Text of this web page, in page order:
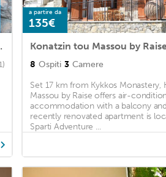
Cottage 1003
a partire da
135€
Konatzin tou Massou by
8 Ospiti 3 Camere
Set 17 km from Kykkos Monastery,
Massou by Raise offers air-
accommodation with a balcony
recently renovated apartment is
Sparti Adventure ...